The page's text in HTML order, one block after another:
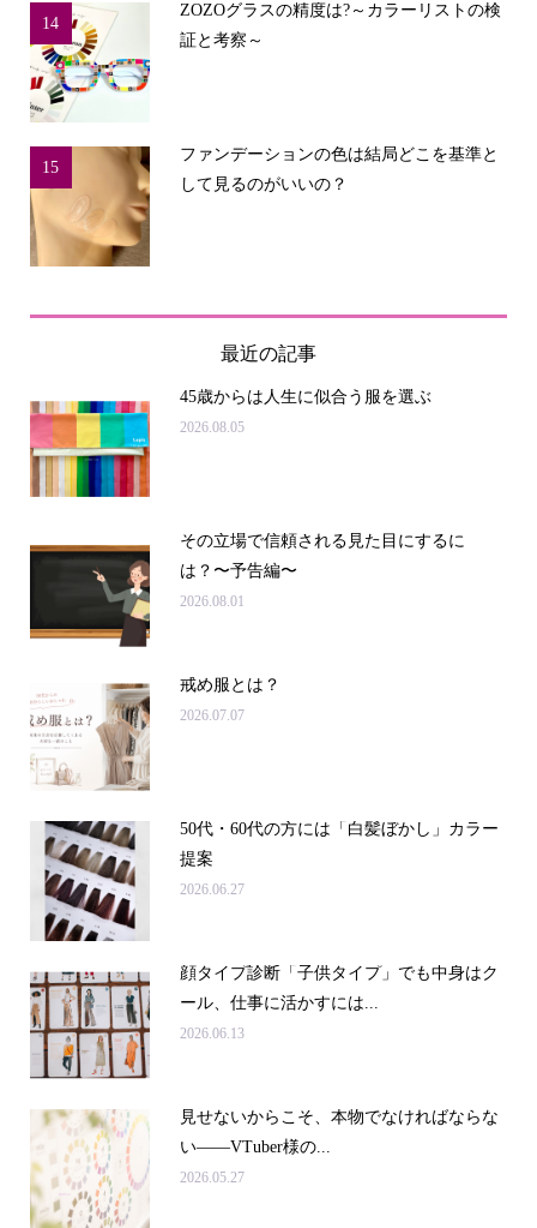
14
ZOZOグラスの精度は?～カラーリストの検
証と考察～
15
ファンデーションの色は結局どこを基準と
して見るのがいいの？
最近の記事
45歳からは人生に似合う服を選ぶ
2026.08.05
その立場で信頼される見た目にするに
は？〜予告編〜
2026.08.01
戒め服とは？
2026.07.07
50代・60代の方には「白髪ぼかし」カラー
提案
2026.06.27
顔タイプ診断「子供タイプ」でも中身はク
ール、仕事に活かすには...
2026.06.13
見せないからこそ、本物でなければならな
い――VTuber様の...
2026.05.27